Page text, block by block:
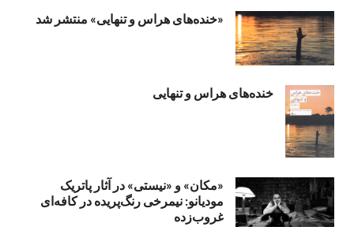
«خنده‌های هراس و تنهایی» منتشر شد
خنده‌های هراس و تنهایی
«مکان» و «نیستی» در آثار پاتریک
مودیانو: نیمرخی رنگ‌پریده در کافه‌ای
غروب‌زده